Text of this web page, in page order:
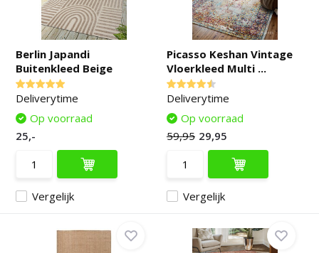
Berlin Japandi
Buitenkleed Beige
Deliverytime
Vergelijk
Op voorraad
25,-
Picasso Keshan Vintage
Vloerkleed Multi ...
Deliverytime
Vergelijk
Op voorraad
59,95 29,95